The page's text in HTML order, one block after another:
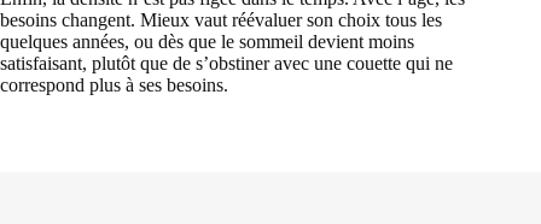
besoins changent. Mieux vaut réévaluer son choix tous les
quelques années, ou dès que le sommeil devient moins
satisfaisant, plutôt que de s’obstiner avec une couette qui ne
correspond plus à ses besoins.